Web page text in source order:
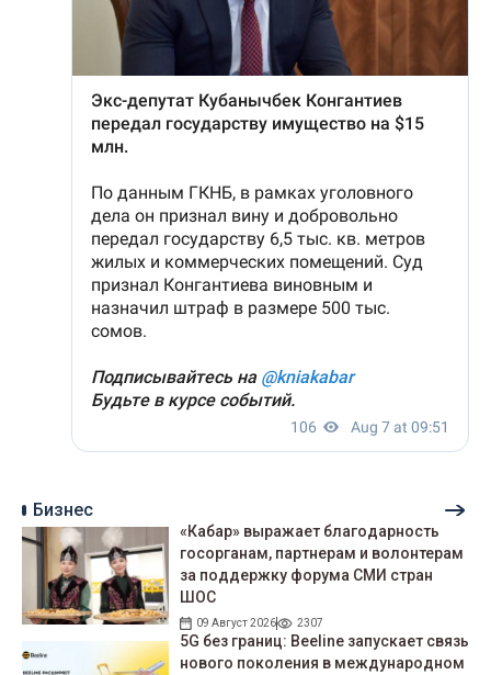
Бизнес
«Кабар» выражает благодарность
госорганам, партнерам и волонтерам
за поддержку форума СМИ стран
ШОС
09 Август 2026 2307
5G без границ: Beeline запускает связь
нового поколения в международном